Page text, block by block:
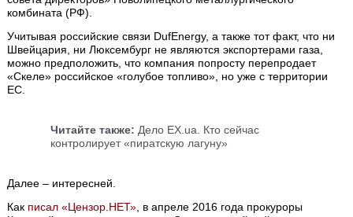
комбината (РФ).
Учитывая российские связи DufEnergy, а также тот факт, что ни
Швейцария, ни Люксембург не являются экспортерами газа,
можно предположить, что компания попросту перепродает
«Скеле» российское «голубое топливо», но уже с территории
ЕС.
Читайте также: Дело EX.ua. Кто сейчас
контролирует «пиратскую лагуну»
Далее – интересней.
Как писал «Цензор.НЕТ» , в апреле 2016 года прокуроры